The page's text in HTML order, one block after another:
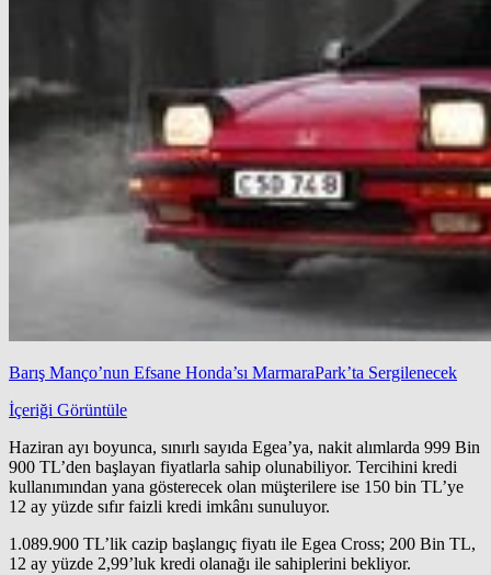
Barış Manço’nun Efsane Honda’sı MarmaraPark’ta Sergilenecek
İçeriği Görüntüle
Haziran ayı boyunca, sınırlı sayıda Egea’ya, nakit alımlarda 999 Bin
900 TL’den başlayan fiyatlarla sahip olunabiliyor. Tercihini kredi
kullanımından yana gösterecek olan müşterilere ise 150 bin TL’ye
12 ay yüzde sıfır faizli kredi imkânı sunuluyor.
1.089.900 TL’lik cazip başlangıç fiyatı ile Egea Cross; 200 Bin TL,
12 ay yüzde 2,99’luk kredi olanağı ile sahiplerini bekliyor.